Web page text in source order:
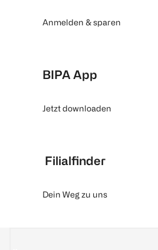
Anmelden & sparen
BIPA App
Jetzt downloaden
Filialfinder
Dein Weg zu uns